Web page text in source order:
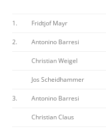
1. Fridtjof Mayr
2. Antonino Barresi
Christian Weigel
Jos Scheidhammer
3. Antonino Barresi
Christian Claus